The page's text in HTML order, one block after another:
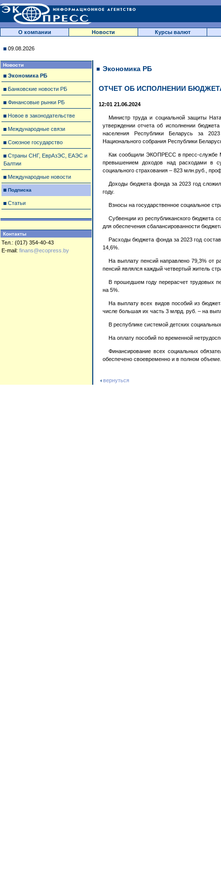
О компании Новости Курсы валют
09.08.2026
Новости
Экономика РБ
Банковские новости РБ
Финансовые рынки РБ
Новое в законодательстве
Международные связи
Союзное государство
Страны СНГ, ЕврАзЭС, ЕАЭС и
Балтии
Международные новости
Подписка
Статьи
Контакты
Тел.: (017) 354-40-43
E-mail: finans@ecopress.by
Экономика РБ
ОТЧЕТ ОБ ИСПОЛНЕНИИ
12:01 21.06.2024
Министр труда и социальной защиты
утверждении отчета об исполнении
населения Республики Беларусь за
Национального собрания Республики
Как сообщили ЭКОПРЕСС в пресс-службе
превышением доходов над расходами в
социального страхования – 823 млн.руб.,
Доходы бюджета фонда за 2023 год
году.
Взносы на государственное социальное
Субвенции из республиканского бюджета
для обеспечения сбалансированности
Расходы бюджета фонда за 2023 год
14,6%.
На выплату пенсий направлено 79,3% от
пенсий являлся каждый четвертый житель
В прошедшем году перерасчет трудовых
на 5%.
На выплату всех видов пособий из
числе большая их часть 3 млрд. руб. – на
В республике системой детских
На оплату пособий по временной
Финансирование всех социальных
обеспечено своевременно и в полном объеме.
вернуться